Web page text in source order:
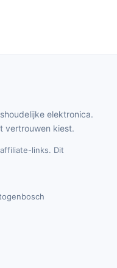
elektronica.
vertrouwen kiest.
links. Dit